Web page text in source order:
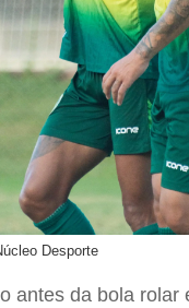
Desporte
antes da bola rolar